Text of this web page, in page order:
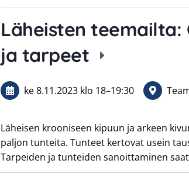
Läheisten
ja tarpeet
ke 8.11.2023 klo 18–19:30
Läheisen krooniseen kipuun ja arkeen
paljon tunteita. Tunteet kertovat usein
Tarpeiden ja tunteiden sanoittaminen